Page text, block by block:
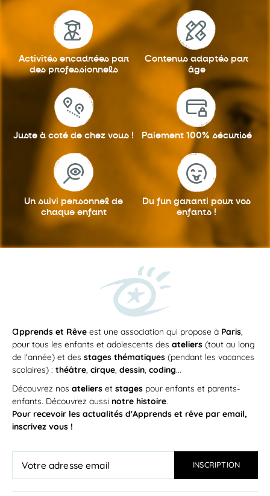
Activités encadrées par
des professionnels
Contenus adaptés par
âge
Juste à coté de chez vous ! Paiement 100% sécurisé
Un suivi personnel de
chaque enfant
Du fun garanti pour vos
enfants !
apprends et Rêve est une association qui propose à Paris,
pour tous les enfants et adolescents des ateliers (tout au long
de l'année) et des stages thématiques (pendant les vacances
scolaires) : théâtre, cirque, dessin, coding...
Découvrez nos ateliers et stages pour enfants et parents-
enfants. Découvrez aussi notre histoire.
Pour recevoir les actualités d'Apprends et rêve par email,
inscrivez vous !